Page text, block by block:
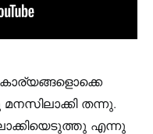
തന്നു.
എന്നു